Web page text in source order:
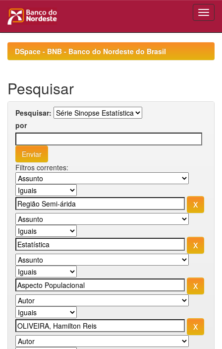
navigationDSpace - BNB - Banco do Nordeste do Brasil
Pesquisar
Pesquisar:
por
Filtros correntes: